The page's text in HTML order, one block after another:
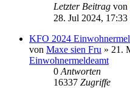
Letzter Beitrag von
28. Jul 2024, 17:33
KFO 2024
von Maxe sien Fru » 21.
Einwohnermeldeamt
0 Antworten
16337 Zugriffe